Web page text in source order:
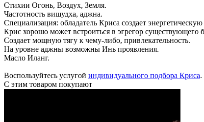
Стихии Огонь, Воздух, Земля.
Частотность вишудха, аджна.
Специализация: обладатель Криса создает
Крис хорошо может встроиться в эгрегор существующего
Создает мощную тягу к чему-либо, привлекательность.
На уровне аджны возможны Инь проявления.
Масло Иланг.
Воспользуйтесь услугой индивидуального подбора Криса.
С этим товаром покупают